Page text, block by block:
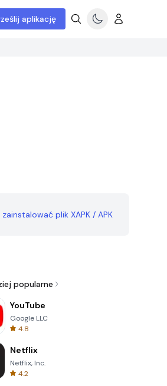
aplikację
zainstalować plik XAPK / APK
popularne
YouTube
Google LLC
4.8
Netflix
Netflix, Inc.
4.2